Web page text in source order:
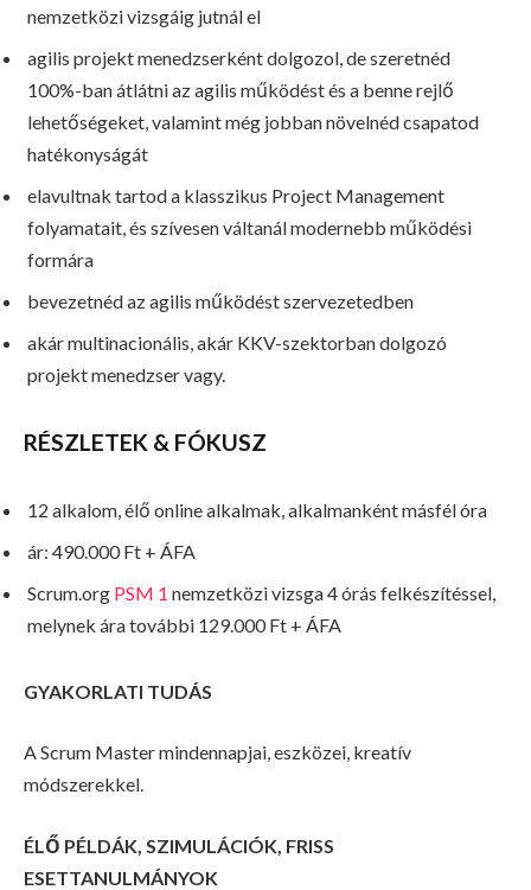
nemzetközi vizsgáig jutnál el
agilis projekt menedzserként dolgozol, de szeretnéd
100%-ban átlátni az agilis működést és a benne rejlő
lehetőségeket, valamint még jobban növelnéd csapatod
hatékonyságát
elavultnak tartod a klasszikus Project Management
folyamatait, és szívesen váltanál modernebb működési
formára
bevezetnéd az agilis működést szervezetedben
akár multinacionális, akár KKV-szektorban dolgozó
projekt menedzser vagy.
RÉSZLETEK & FÓKUSZ
12 alkalom, élő online alkalmak, alkalmanként másfél óra
ár: 490.000 Ft + ÁFA
Scrum.org PSM 1 nemzetközi vizsga 4 órás felkészítéssel,
melynek ára további 129.000 Ft + ÁFA
GYAKORLATI TUDÁS
A Scrum Master mindennapjai, eszközei, kreatív
módszerekkel.
ÉLŐ PÉLDÁK, SZIMULÁCIÓK, FRISS
ESETTANULMÁNYOK